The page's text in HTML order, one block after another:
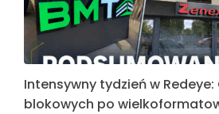
Intensywny tydzień w Redeye:
blokowych po